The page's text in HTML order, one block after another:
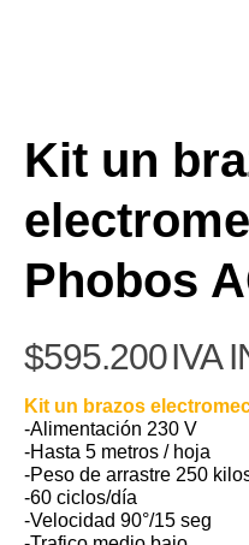
Kit un
Phobos
$595.200IVA
Kit un brazos
-Alimentación 230 V
-Hasta 5 metros / hoja
-Peso de arrastre 250
-60 ciclos/día
-Velocidad 90°/15 seg